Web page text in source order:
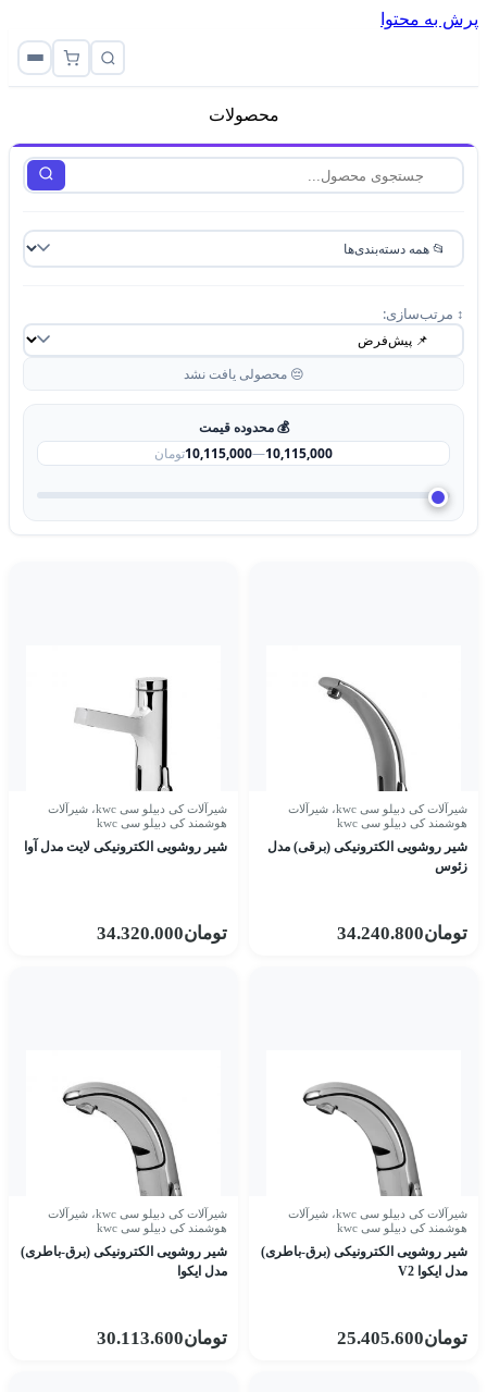
پرش به محتوا
محصولات
↕️ مرتب‌سازی:
😔 محصولی یافت نشد
💰 محدوده قیمت
10,115,000
—
10,115,000تومان
شیرآلات کی دبیلو سی kwc ، شیرآلات
هوشمند کی دبیلو سی kwc
شیر روشویی الکترونیکی (برقی) مدل
زئوس
تومان34.240.800
شیرآلات کی دبیلو سی kwc ، شیرآلات
هوشمند کی دبیلو سی kwc
شیر روشویی الکترونیکی لایت مدل آوا
تومان34.320.000
شیرآلات کی دبیلو سی kwc ، شیرآلات
هوشمند کی دبیلو سی kwc
شیر روشویی الکترونیکی (برق-باطری)
مدل ایکوا V2
تومان25.405.600
شیرآلات کی دبیلو سی kwc ، شیرآلات
هوشمند کی دبیلو سی kwc
شیر روشویی الکترونیکی (برق-باطری)
مدل ایکوا
تومان30.113.600